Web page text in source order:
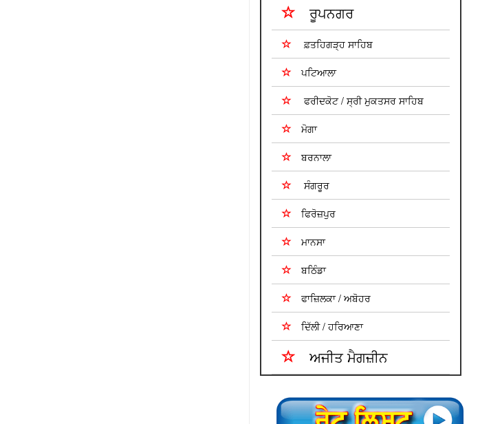
ਰੂਪਨਗਰ
ਫ਼ਤਹਿਗੜ੍ਹ ਸਾਹਿਬ
ਪਟਿਆਲਾ
ਫਰੀਦਕੋਟ / ਸ੍ਰੀ ਮੁਕਤਸਰ ਸਾਹਿਬ
ਮੋਗਾ
ਬਰਨਾਲਾ
ਸੰਗਰੂਰ
ਫਿਰੋਜ਼ਪੁਰ
ਮਾਨਸਾ
ਬਠਿੰਡਾ
ਫਾਜ਼ਿਲਕਾ / ਅਬੋਹਰ
ਦਿੱਲੀ / ਹਰਿਆਣਾ
ਅਜੀਤ ਮੈਗਜ਼ੀਨ